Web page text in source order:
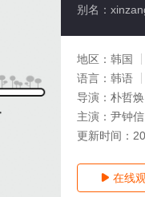
别名：
地区： 韩国
语言： 韩语
导演： 朴哲焕
主演： 尹钟
更新时间：
 在线